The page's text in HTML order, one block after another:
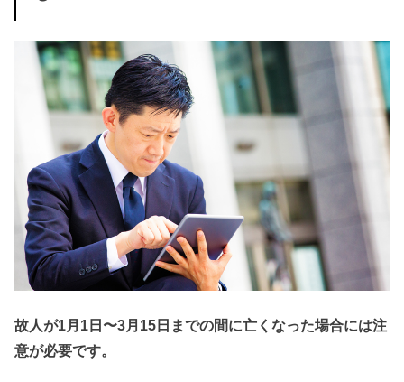
故人が1月1日〜3月15日までの間に亡くなった場合には注
意が必要です。